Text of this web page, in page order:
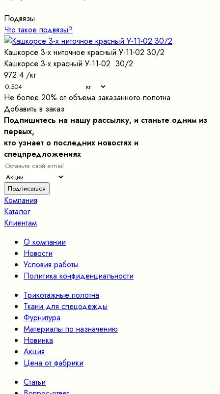
Подвязы
Что такое подвязы?
Кашкорсе 3-х ниточное красный У-11-02 30/2
Кашкорсе 3-х красный У-11-02 30/2
972.4 /кг
Не более 20% от объема заказанного полотна
Добавить в заказ
Подпишитесь на нашу рассылку, и станьте одним из
первых,
кто узнает о последних новостях и
спецпредложениях
Компания
Каталог
Клиентам
О компании
Новости
Условия работы
Политика конфиденциальности
Трикотажные полотна
Ткани для спецодежды
Фурнитура
Материалы по назначению
Новинка
Акция
Цена от фабрики
Статьи